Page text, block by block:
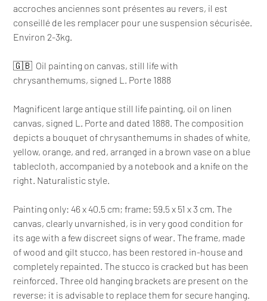
accroches anciennes sont présentes au revers, il est
conseillé de les remplacer pour une suspension sécurisée.
Environ 2-3kg.
🇬🇧 Oil painting on canvas, still life with
chrysanthemums, signed L. Porte 1888
Magnificent large antique still life painting, oil on linen
canvas, signed L. Porte and dated 1888. The composition
depicts a bouquet of chrysanthemums in shades of white,
yellow, orange, and red, arranged in a brown vase on a blue
tablecloth, accompanied by a notebook and a knife on the
right. Naturalistic style.
Painting only: 46 x 40.5 cm; frame: 59.5 x 51 x 3 cm. The
canvas, clearly unvarnished, is in very good condition for
its age with a few discreet signs of wear. The frame, made
of wood and gilt stucco, has been restored in-house and
completely repainted. The stucco is cracked but has been
reinforced. Three old hanging brackets are present on the
reverse; it is advisable to replace them for secure hanging.